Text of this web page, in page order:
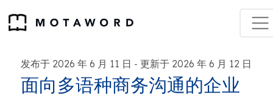
发布于 2026 年 6 月 11 日 - 更新于 2026 年 6 月 12 日
面向多语种商务沟通的企业